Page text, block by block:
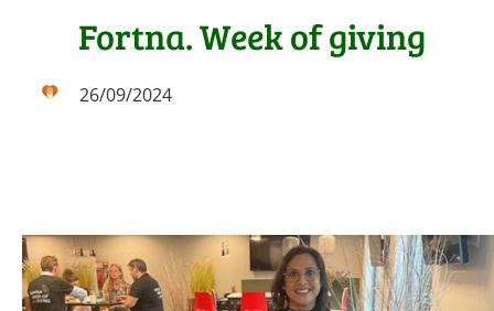
Fortna. Week of giving
26/09/2024